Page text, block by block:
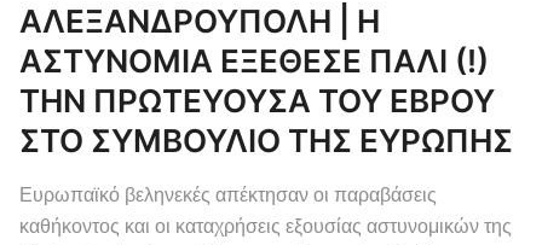
ΑΛΕΞΑΝΔΡΟΥΠΟΛΗ | Η
ΑΣΤΥΝΟΜΙΑ ΕΞΕΘΕΣΕ ΠΑΛΙ (!)
ΤΗΝ ΠΡΩΤΕΥΟΥΣΑ ΤΟΥ ΕΒΡΟΥ
ΣΤΟ ΣΥΜΒΟΥΛΙΟ ΤΗΣ ΕΥΡΩΠΗΣ
Ευρωπαϊκό βεληνεκές απέκτησαν οι παραβάσεις
καθήκοντος και οι καταχρήσεις εξουσίας αστυνομικών της